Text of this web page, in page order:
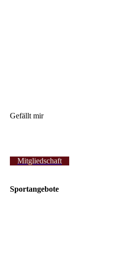
Gefällt mir
Mitgliedschaft
Sportangebote